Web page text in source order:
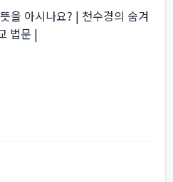
을 아시나요? | 천수경의 숨겨
법문 |